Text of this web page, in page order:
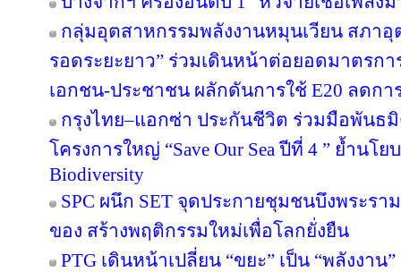
กลุ่มอุตสาหกรรมพลังงานหมุนเวียน สภาอุ
รอดระยะยาว” ร่วมเดินหน้าต่อยอดมาตรก
เอกชน-ประชาชน ผลักดันการใช้ E20 ลดกา
กรุงไทย–แอกซ่า ประกันชีวิต ร่วมมือพันธ
โครงการใหญ่ “Save Our Sea ปีที่ 4 ” ย้ำนโ
Biodiversity
SPC ผนึก SET จุดประกายชุมชนบึงพระร
ของ สร้างพฤติกรรมใหม่เพื่อโลกยั่งยืน
PTG เดินหน้าเปลี่ยน “ขยะ” เป็น “พลังง